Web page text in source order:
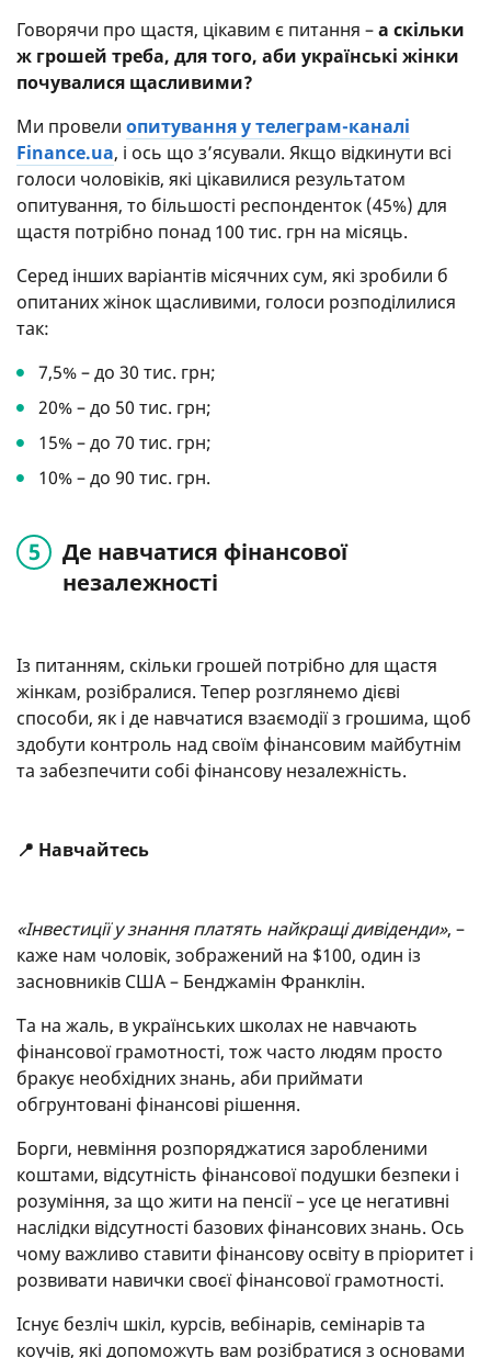
Говорячи про щастя, цікавим є питання –а скільки
ж грошей треба, для того, аби українські жінки
почувалися щасливими?
Ми провели опитування у телеграм-каналі
Finance.ua, і ось що з’ясували. Якщо відкинути всі
голоси чоловіків, які цікавилися результатом
опитування, то більшості респонденток (45%) для
щастя потрібно понад 100 тис. грн на місяць.
Серед інших варіантів місячних сум, які зробили б
опитаних жінок щасливими, голоси розподілилися
так:
7,5% – до 30 тис. грн;
20% – до 50 тис. грн;
15% – до 70 тис. грн;
10% – до 90 тис. грн.
Де навчатися фінансової
незалежності
Із питанням, скільки грошей потрібно для щастя
жінкам, розібралися. Тепер розглянемо дієві
способи, як і де навчатися взаємодії з грошима, щоб
здобути контроль над своїм фінансовим майбутнім
та забезпечити собі фінансову незалежність.
📍 Навчайтесь
«Інвестиції у знання платять найкращі дивіденди», –
каже нам чоловік, зображений на $100, один із
засновників США – Бенджамін Франклін.
Та на жаль, в українських школах не навчають
фінансової грамотності, тож часто людям просто
бракує необхідних знань, аби приймати
обгрунтовані фінансові рішення.
Борги, невміння розпоряджатися заробленими
коштами, відсутність фінансової подушки безпеки і
розуміння, за що жити на пенсії – усе це негативні
наслідки відсутності базових фінансових знань. Ось
чому важливо ставити фінансову освіту в пріоритет і
розвивати навички своєї фінансової грамотності.
Існує безліч шкіл, курсів, вебінарів, семінарів та
коучів, які допоможуть вам розібратися з основами